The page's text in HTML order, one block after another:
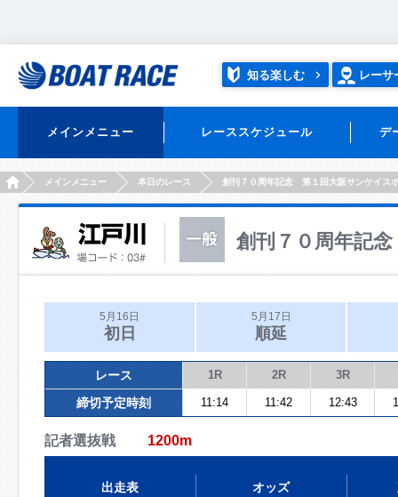
知る楽しむ レーサ
メインメニュー レーススケジュール デ
HOMEメインメニュー 本日のレース 創刊７０周年記念 第１回大阪サンケイス
創刊７０周年記
5月16日
初日
5月17日
順延
レース 1R 2R 3R
締切予定時刻 11:14 11:42 12:43
記者選抜戦 1200m
出走表 オッズ